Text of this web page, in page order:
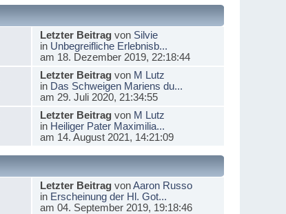
Letzter Beitragvon Silvie
in Unbegreifliche Erlebnisb...
am 18. Dezember 2019, 22:18:44
Letzter Beitragvon M Lutz
in Das Schweigen Mariens du...
am 29. Juli 2020, 21:34:55
Letzter Beitragvon M Lutz
in Heiliger Pater Maximilia...
am 14. August 2021, 14:21:09
Letzter BeitragvonAaron Russo
in Erscheinung der Hl. Got...
am 04. September 2019, 19:18:46